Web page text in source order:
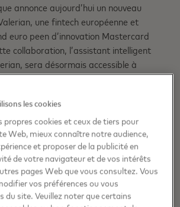
annonce aujourd’hui un nouveau
une fintech européenne et
euro peen d’innovation Mastercard
collaboration, l’assistant intelligent
sera désormais accessible à
de cartes Mastercard Business en
les cookies
propres cookies et ceux de tiers pour
Web, mieux connaître notre audience,
et proposer de la publicité en
de votre navigateur et de vos intérêts
pages Web que vous consultez. Vous
vos préférences ou vous
du site. Veuillez noter que certains